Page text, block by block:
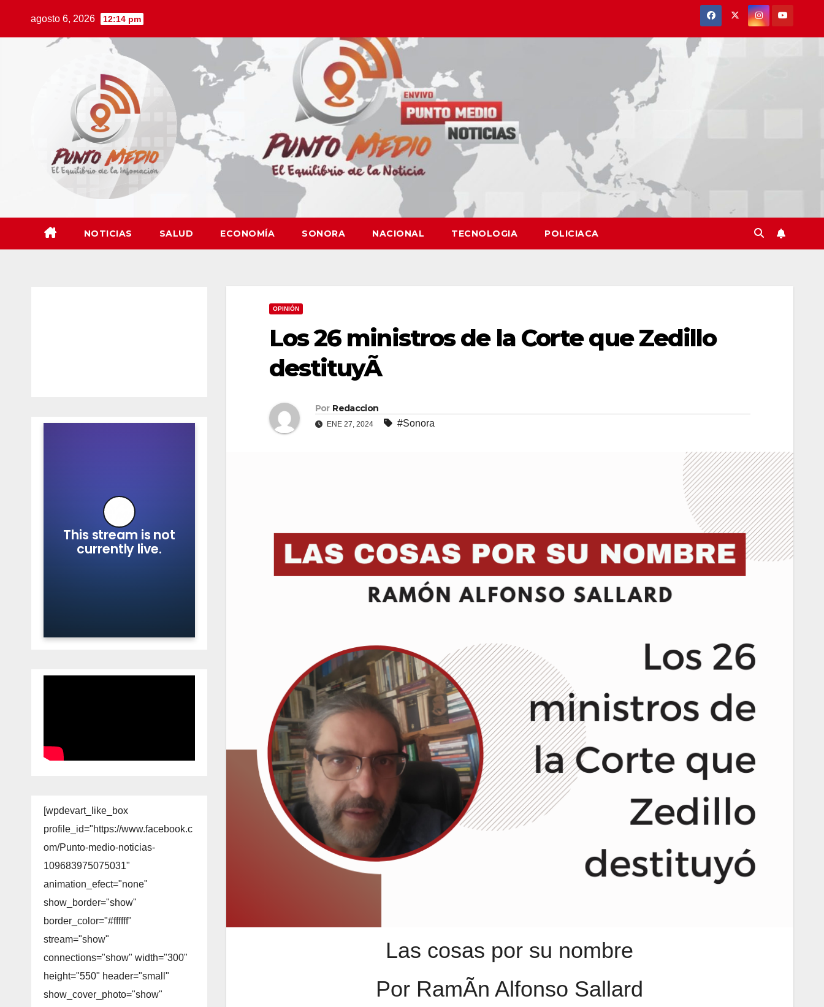
agosto 6, 2026 12:14 pm
NOTICIAS SALUD ECONOMÍA SONORA NACIONAL TECNOLOGIA POLICIACA
[wpdevart_like_box
profile_id="https://www.facebook.c
om/Punto-medio-noticias-
109683975075031"
animation_efect="none"
show_border="show"
border_color="#ffffff"
stream="show"
connections="show" width="300"
height="550" header="small"
show_cover_photo="show"
OPINIÓN
Los 26 ministros de la Corte que Zedillo
destituyÃ
Por Redaccion
ENE 27, 2024 #Sonora
Las cosas por su nombre
Por RamÃn Alfonso Sallard